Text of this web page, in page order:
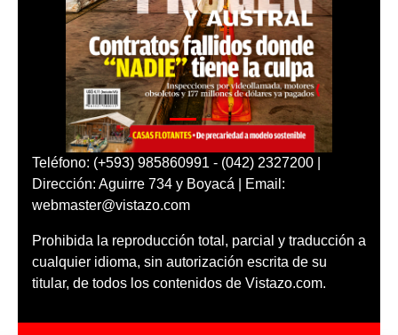
Teléfono: (+593) 985860991 - (042) 2327200 |
Dirección: Aguirre 734 y Boyacá | Email:
webmaster@vistazo.com
Prohibida la reproducción total, parcial y traducción a
cualquier idioma, sin autorización escrita de su
titular, de todos los contenidos de Vistazo.com.